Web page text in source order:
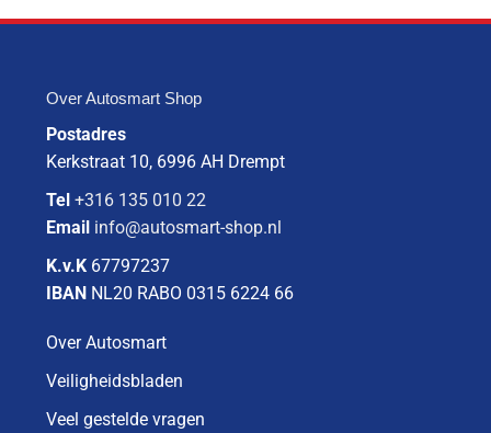
Over Autosmart Shop
Postadres
Kerkstraat 10, 6996 AH Drempt
Tel +316 135 010 22
Email info@autosmart-shop.nl
K.v.K 67797237
IBAN NL20 RABO 0315 6224 66
Over Autosmart
Veiligheidsbladen
Veel gestelde vragen